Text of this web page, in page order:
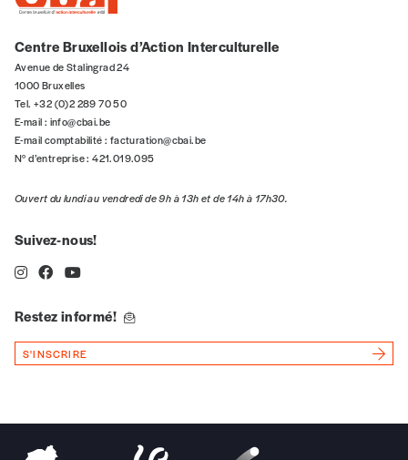
Par numéro
5€*
*Prix indicatif, frais de port inclus
Je m'abonne à l'Imag
en Belgique)
Je commande au numéro
Édition papier (livraison en Belgique
Centre Bruxellois d’Action Interculturelle
Avenue de Stalingrad 24
1000 Bruxelles
Tel. +32 (0)2 289 70 50
E-mail : info@cbai.be
E-mail comptabilité : facturation@cbai.be
N° d’entreprise : 421.019.095
Ouvert du lundi au vendredi de 9h à 13h et de 14h à 17h30.
Suivez-nous!
Restez informé!
S'INSCRIRE